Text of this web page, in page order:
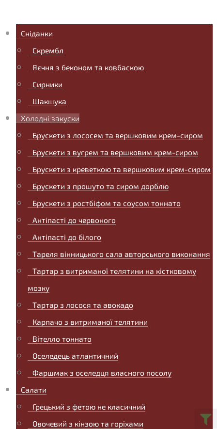
Сніданки
Скрембл
Яєчня з беконом та ковбаскою
Сирники
Шакшука
Холодні закуски
Брускети з лососем та вершковим крем-сиром
Брускети з вугрем та вершковим крем-сиром
Брускети з креветкою та вершковим крем-сиром
Брускети з прошуто та сиром дорблю
Брускети з ростбіфом та соусом тоннато
Антіпасті до червоного
Антіпасті до білого
Тареля вінницького сала авторського виконання
Тартар з витриманої телятини на кістковому
мозку
Тартар з лосося та авокадо
Карпачо з витриманої телятини
Вітелло тоннато
Оселедець атлантичний
Фаршмак з оселедця власного посолу
Салати
Грецький з фетою не класичний
Овочевий з кінзою та горіхами